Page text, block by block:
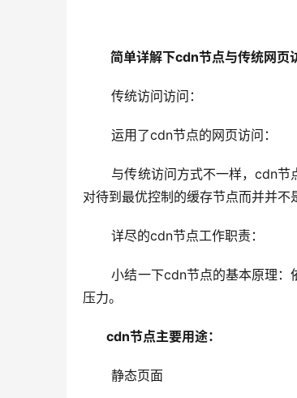
简单详解下cdn节点与传统网页
传统访问访问：
运用了cdn节点的网页访问：
与传统访问方式不一样，cdn节
对待到最优控制的缓存节点而并并不
详尽的cdn节点工作职责：
小结一下cdn节点的基本原理：
压力。
cdn节点主要用途：
静态页面